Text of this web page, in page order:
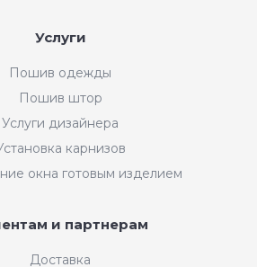
Услуги
Пошив одежды
Пошив штор
Услуги дизайнера
карнизов
окна готовым изделием
и партнерам
Доставка